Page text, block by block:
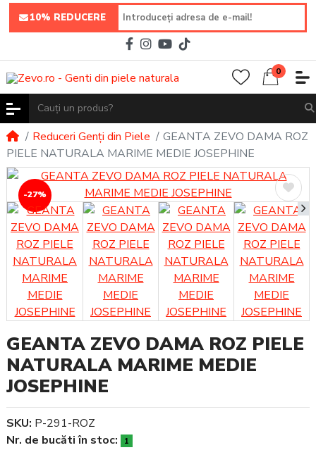
10% REDUCERE
0
Reduceri Genți din Piele
GEANTA ZEVO DAMA ROZ
PIELE NATURALA MARIME MEDIE JOSEPHINE
-27%
GEANTA ZEVO DAMA ROZ PIELE
NATURALA MARIME MEDIE
JOSEPHINE
SKU: P-291-ROZ
Nr. de bucăti în stoc:
1